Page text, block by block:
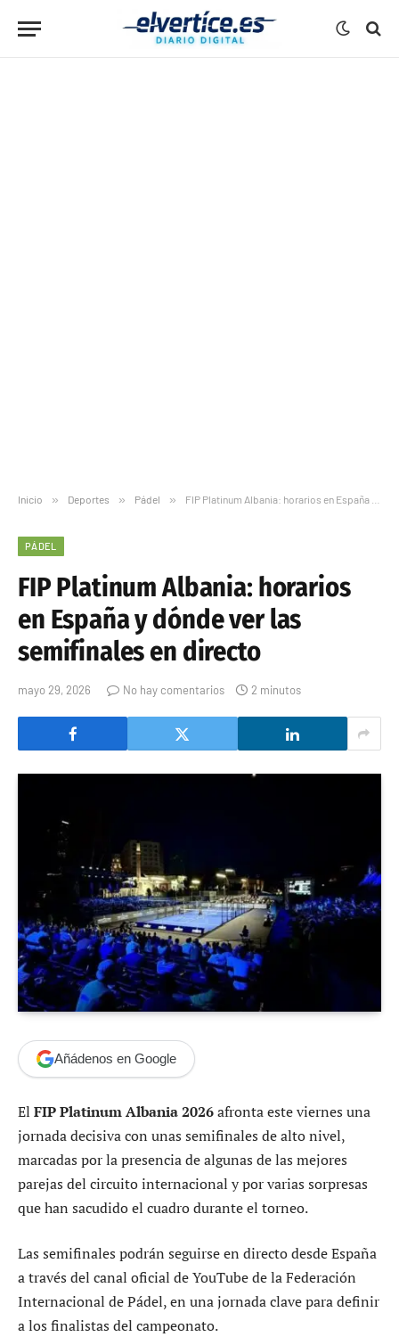
Inicio » Deportes » Pádel » FIP Platinum Albania: horarios en España y dónde ver las semifinales en directo
PÁDEL
FIP Platinum Albania: horarios
en España y dónde ver las
semifinales en directo
mayo 29, 2026 No hay comentarios 2 minutos
Añádenos en Google
El FIP Platinum Albania 2026afronta este viernes una
jornada decisiva con unas semifinales de alto nivel,
marcadas por la presencia de algunas de las mejores
parejas del circuito internacional y por varias sorpresas
que han sacudido el cuadro durante el torneo.
Las semifinales podrán seguirse en directo desde España
a través del canal oficial de YouTube de la Federación
Internacional de Pádel, en una jornada clave para definir
a los finalistas del campeonato.